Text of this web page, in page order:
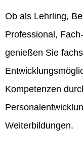
Ob als Lehrling,
Professional,
genießen Sie
Kompetenzen
Weiterbildungen.